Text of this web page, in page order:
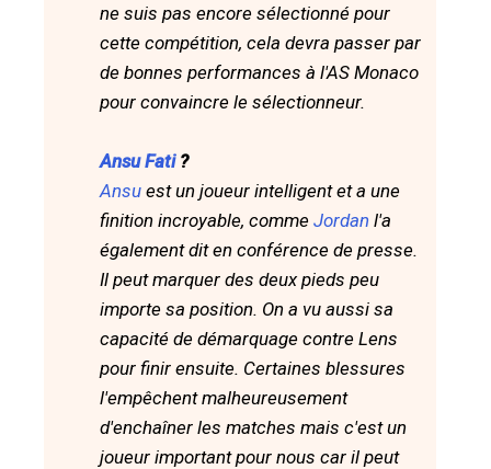
ne suis pas encore sélectionné pour
cette compétition, cela devra passer par
de bonnes performances à l'AS Monaco
pour convaincre le sélectionneur.
Ansu Fati?
Ansu est un joueur intelligent et a une
finition incroyable, comme Jordan l'a
également dit en conférence de presse.
Il peut marquer des deux pieds peu
importe sa position. On a vu aussi sa
capacité de démarquage contre Lens
pour finir ensuite. Certaines blessures
l'empêchent malheureusement
d'enchaîner les matches mais c'est un
joueur important pour nous car il peut